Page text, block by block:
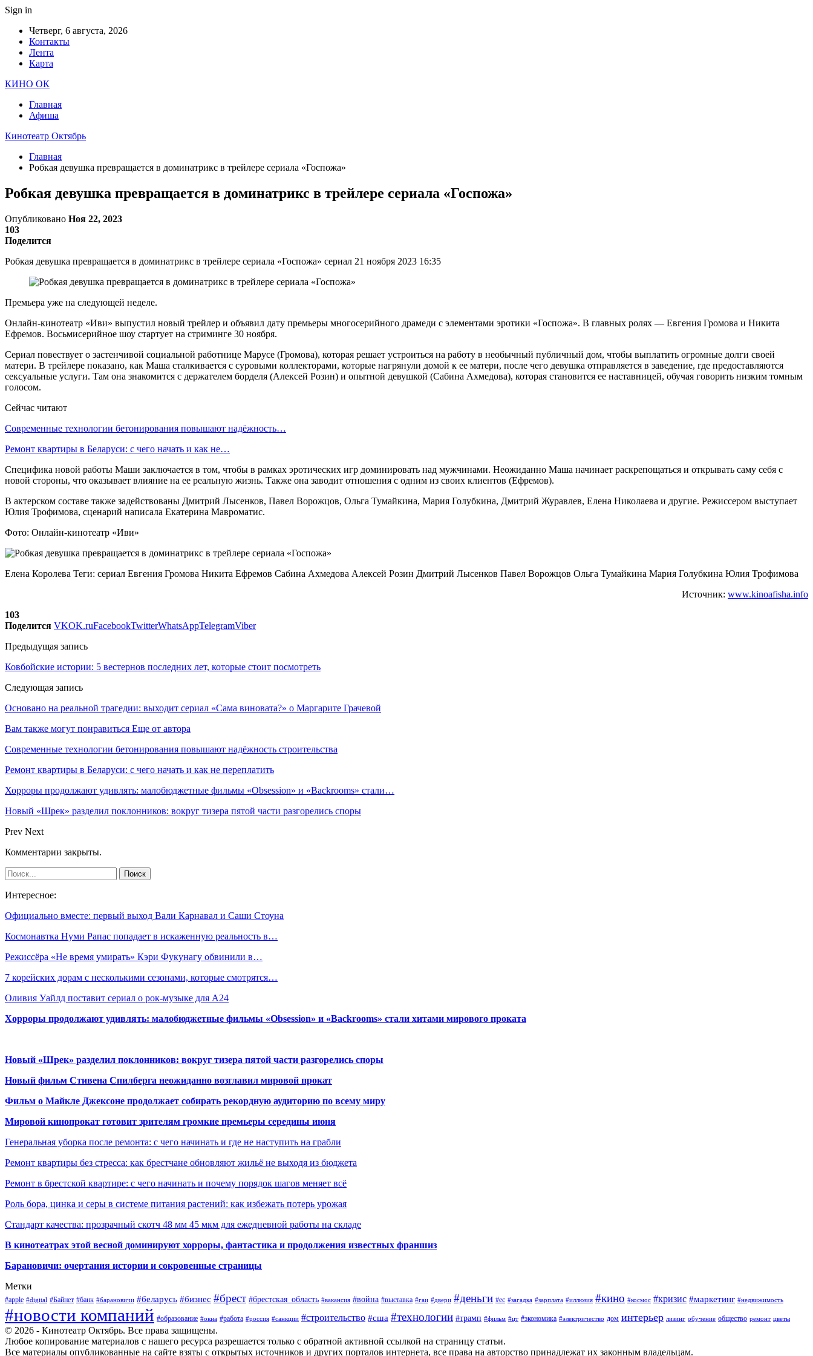
Sign in
Четверг, 6 августа, 2026
Контакты
Лента
Карта
КИНО ОК
Главная
Афиша
Кинотеатр Октябрь
Главная
Робкая девушка превращается в доминатрикс в трейлере сериала «Госпожа»
Робкая девушка превращается в доминатрикс в трейлере сериала «Госпожа»
Опубликовано Ноя 22, 2023
103
Поделится
Робкая девушка превращается в доминатрикс в трейлере сериала «Госпожа» сериал 21 ноября 2023 16:35
Премьера уже на следующей неделе.
Онлайн-кинотеатр «Иви» выпустил новый трейлер и объявил дату премьеры многосерийного драмеди с элементами эротики «Госпожа». В главных ролях — Евгения Громова и Никита
Ефремов. Восьмисерийное шоу стартует на стриминге 30 ноября.
Сериал повествует о застенчивой социальной работнице Марусе (Громова), которая решает устроиться на работу в необычный публичный дом, чтобы выплатить огромные долги своей
матери. В трейлере показано, как Маша сталкивается с суровыми коллекторами, которые нагрянули домой к ее матери, после чего девушка отправляется в заведение, где предоставляются
сексуальные услуги. Там она знакомится с держателем борделя (Алексей Розин) и опытной девушкой (Сабина Ахмедова), которая становится ее наставницей, обучая говорить низким томным
голосом.
Сейчас читают
Современные технологии бетонирования повышают надёжность…
Ремонт квартиры в Беларуси: с чего начать и как не…
Специфика новой работы Маши заключается в том, чтобы в рамках эротических игр доминировать над мужчинами. Неожиданно Маша начинает раскрепощаться и открывать саму себя с
новой стороны, что оказывает влияние на ее реальную жизнь. Также она заводит отношения с одним из своих клиентов (Ефремов).
В актерском составе также задействованы Дмитрий Лысенков, Павел Ворожцов, Ольга Тумайкина, Мария Голубкина, Дмитрий Журавлев, Елена Николаева и другие. Режиссером выступает
Юлия Трофимова, сценарий написала Екатерина Мавроматис.
Фото: Онлайн-кинотеатр «Иви»
Елена Королева Теги: сериал Евгения Громова Никита Ефремов Сабина Ахмедова Алексей Розин Дмитрий Лысенков Павел Ворожцов Ольга Тумайкина Мария Голубкина Юлия Трофимова
Источник: www.kinoafisha.info
103
Поделится VKOK.ruFacebookTwitterWhatsAppTelegramViber
Предыдущая запись
Ковбойские истории: 5 вестернов последних лет, которые стоит посмотреть
Следующая запись
Основано на реальной трагедии: выходит сериал «Сама виновата?» о Маргарите Грачевой
Вам также могут понравиться Еще от автора
Современные технологии бетонирования повышают надёжность строительства
Ремонт квартиры в Беларуси: с чего начать и как не переплатить
Хорроры продолжают удивлять: малобюджетные фильмы «Obsession» и «Backrooms» стали…
Новый «Шрек» разделил поклонников: вокруг тизера пятой части разгорелись споры
Prev Next
Комментарии закрыты.
Интересное:
Официально вместе: первый выход Вали Карнавал и Саши Стоуна
Космонавтка Нуми Рапас попадает в искаженную реальность в…
Режиссёра «Не время умирать» Кэри Фукунагу обвинили в…
7 корейских дорам с несколькими сезонами, которые смотрятся…
Оливия Уайлд поставит сериал о рок-музыке для A24
Хорроры продолжают удивлять: малобюджетные фильмы «Obsession» и «Backrooms» стали хитами мирового проката
Новый «Шрек» разделил поклонников: вокруг тизера пятой части разгорелись споры
Новый фильм Стивена Спилберга неожиданно возглавил мировой прокат
Фильм о Майкле Джексоне продолжает собирать рекордную аудиторию по всему миру
Мировой кинопрокат готовит зрителям громкие премьеры середины июня
Генеральная уборка после ремонта: с чего начинать и где не наступить на грабли
Ремонт квартиры без стресса: как брестчане обновляют жильё не выходя из бюджета
Ремонт в брестской квартире: с чего начинать и почему порядок шагов меняет всё
Роль бора, цинка и серы в системе питания растений: как избежать потерь урожая
Стандарт качества: прозрачный скотч 48 мм 45 мкм для ежедневной работы на складе
В кинотеатрах этой весной доминируют хорроры, фантастика и продолжения известных франшиз
Барановичи: очертания истории и сокровенные страницы
Метки
#apple #digital #Байнет #банк #барановичи #беларусь #бизнес #брест #брестская_область #вакансия #война #выставка #гаи #двери #деньги #ес #загадка #зарплата #иллюзия #кино #космос #кризис #маркетинг #недвижимость
#новости компаний #образование #окна #работа #россия #санкции #строительство #сша #технологии #трамп #фильм #цт #экономика #электричество дом интерьер лизинг обучение общество ремонт цветы
© 2026 - Кинотеатр Октябрь. Все права защищены.
Любое копирование материалов с нашего ресурса разрешается только с обратной активной ссылкой на страницу статьи.
Все материалы опубликованные на сайте взяты с открытых источников и других порталов интернета, все права на авторство принадлежат их законным владельцам.